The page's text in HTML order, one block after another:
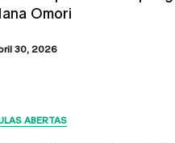
Omori
30, 2026
ABERTAS